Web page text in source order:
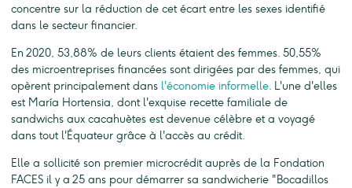
concentre sur la réduction de cet écart entre les sexes identifié
dans le secteur financier.
En 2020, 53,88% de leurs clients étaient des femmes. 50,55%
des microentreprises financées sont dirigées par des femmes, qui
opèrent principalement dans l'économie informelle. L'une d'elles
est María Hortensia, dont l'exquise recette familiale de
sandwichs aux cacahuètes est devenue célèbre et a voyagé
dans tout l'Équateur grâce à l'accès au crédit.
Elle a sollicité son premier microcrédit auprès de la Fondation
FACES il y a 25 ans pour démarrer sa sandwicherie "Bocadillos